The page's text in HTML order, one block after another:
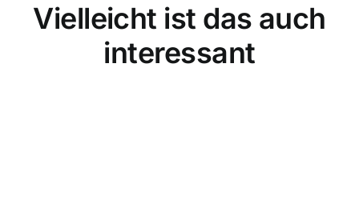
Vielleicht ist das auch
interessant